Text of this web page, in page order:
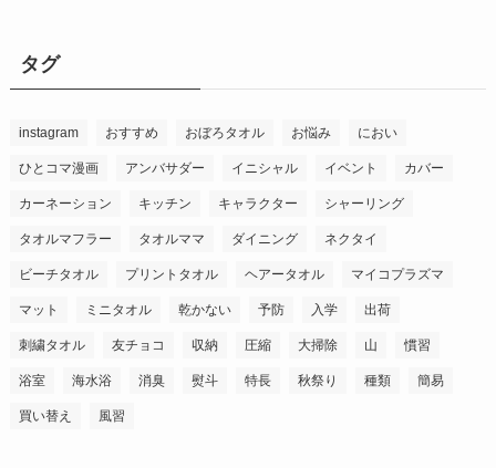
タグ
instagram おすすめ おぼろタオル お悩み におい
ひとコマ漫画 アンバサダー イニシャル イベント カバー
カーネーション キッチン キャラクター シャーリング
タオルマフラー タオルママ ダイニング ネクタイ
ビーチタオル プリントタオル ヘアータオル マイコプラズマ
マット ミニタオル 乾かない 予防 入学 出荷
刺繍タオル 友チョコ 収納 圧縮 大掃除 山 慣習
浴室 海水浴 消臭 熨斗 特長 秋祭り 種類 簡易
買い替え 風習